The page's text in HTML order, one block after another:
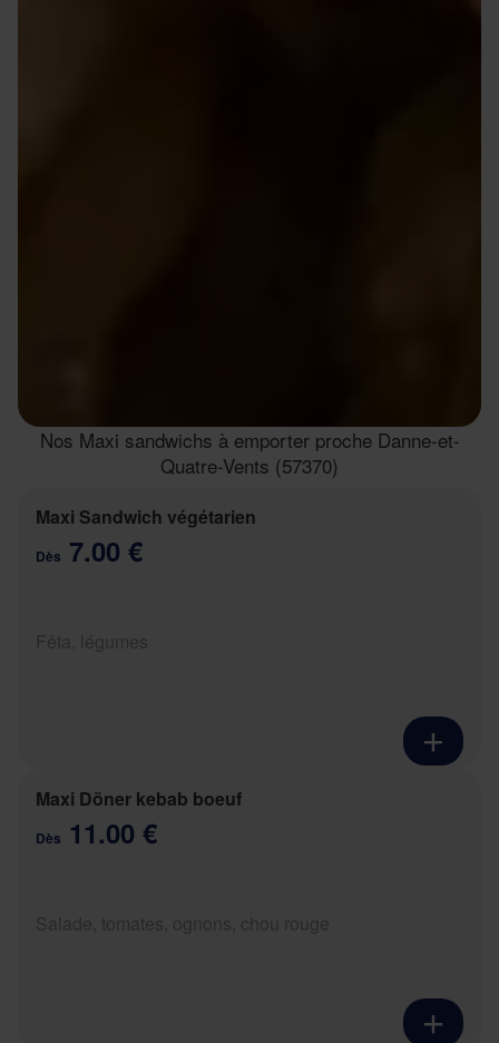
Nos Maxi sandwichs à emporter proche Danne-et-
Quatre-Vents (57370)
Maxi Sandwich végétarien
Dès 7.00 €
Maxi Döner kebab boeuf
Dès 11.00 €